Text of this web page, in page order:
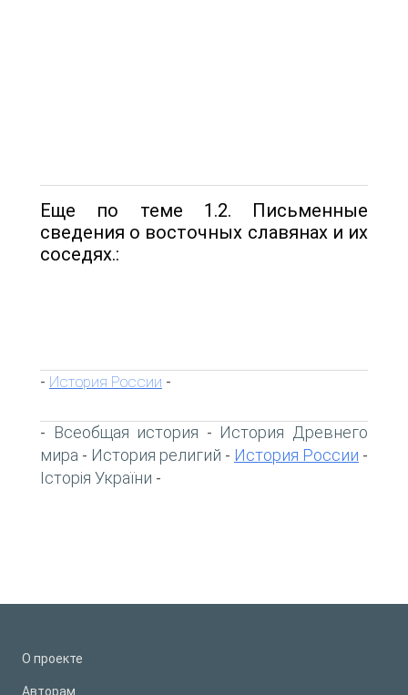
Еще по теме 1.2. Письменные
сведения о восточных славянах и их
соседях.:
- История России -
- Всеобщая история - История Древнего
мира - История религий - История России -
Історія України -
О проекте
Авторам